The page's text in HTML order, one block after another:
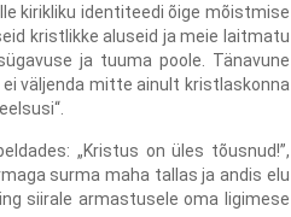
kirikliku identiteedi õige mõistmise
kristlikke aluseid ja meie laitmatu
ja tuuma poole. Tänavune
väljenda mitte ainult kristlaskonna
„Kristus on üles tõusnud!”,
surma maha tallas ja andis elu
siirale armastusele oma ligimese